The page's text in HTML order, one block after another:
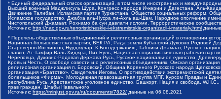
* Единый федеральный список организаций, в том числе иностранных и
Высший военный Маджлисуль Шура, Конгресс народов Ичкерии и Дагестана, Аль-
Движение Талибан, Исламская партия Туркестана, Общество социальных реформ,
Исламское государство, Джабха аль-Нусра ли-Ахль аш-Шам, Народное ополчение
Чистопольский Джамаат, Рохнамо ба суи давлати исломи, Террористическое
Источник: http://nac.gov.ru/terroristicheskie-i-ekstremistskie-organizacii-i-materialy.html
* Перечень общественных объединений и религиозных организаций в отношении
Национал-большевистская партия, ВЕК РА, Рада земли Кубанской Духовно Родовой
Староверов-Инглингов, Нурджулар, К Богодержавию, Таблиги Джамаат, Русское
славян, Ат-Такфир Валь-Хиджра, Пит Буль, Национал-социалистическая рабочая
Череповца, Духовно-Родовая Держава Русь, Русское национальное единство,
Кровь и Честь, О свободе совести и о религиозных объединениях, Омская
религиозная организация п. Боровский, Община Коренного Русского народа
организация «Братство», Свидетели Иеговы, О противодействии экстремистской
болельщиков «Фирма», Молодежная правозащитная группа МПГ, Курсом Правды и
республика Русь, Арестантское уголовное единство, Башкорт, Нация и свобода,
прав граждан, Штабы Навального
Источник: https://minjust.gov.ru/ru/documents/7822/ данные на 06.08.2021